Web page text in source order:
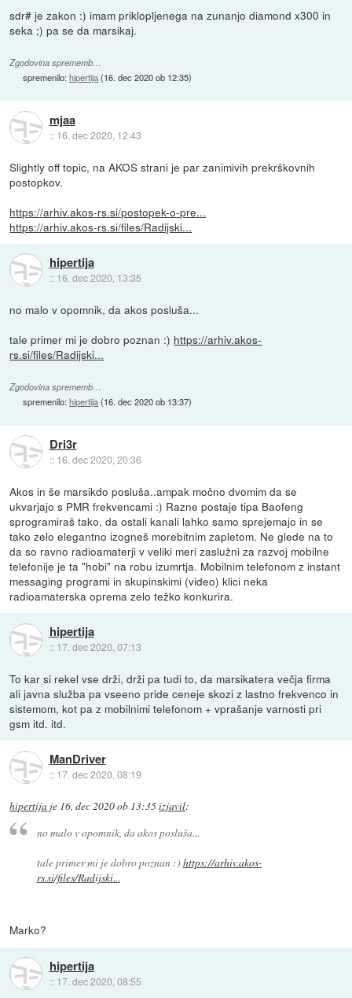
sdr# je zakon :) imam priklopljenega na zunanjo diamond x300 in
seka ;) pa se da marsikaj.
Zgodovina sprememb…
spremenilo:hipertija(16. dec 2020 ob 12:35)
mjaa
:: 16. dec 2020, 12:43
Slightly off topic, na AKOS strani je par zanimivih prekrškovnih
postopkov.
https://arhiv.akos-rs.si/postopek-o-pre...
https://arhiv.akos-rs.si/files/Radijski...
hipertija
:: 16. dec 2020, 13:35
no malo v opomnik, da akos posluša...
tale primer mi je dobro poznan :) https://arhiv.akos-
rs.si/files/Radijski...
Zgodovina sprememb…
spremenilo:hipertija(16. dec 2020 ob 13:37)
Dri3r
:: 16. dec 2020, 20:36
Akos in še marsikdo posluša..ampak močno dvomim da se
ukvarjajo s PMR frekvencami :) Razne postaje tipa Baofeng
sprogramiraš tako, da ostali kanali lahko samo sprejemajo in se
tako zelo elegantno izogneš morebitnim zapletom. Ne glede na to
da so ravno radioamaterji v veliki meri zaslužni za razvoj mobilne
telefonije je ta "hobi" na robu izumrtja. Mobilnim telefonom z instant
messaging programi in skupinskimi (video) klici neka
radioamaterska oprema zelo težko konkurira.
hipertija
:: 17. dec 2020, 07:13
To kar si rekel vse drži, drži pa tudi to, da marsikatera večja firma
ali javna služba pa vseeno pride ceneje skozi z lastno frekvenco in
sistemom, kot pa z mobilnimi telefonom + vprašanje varnosti pri
gsm itd. itd.
ManDriver
:: 17. dec 2020, 08:19
hipertija je 16. dec 2020 ob 13:35izjavil:
no malo v opomnik, da akos posluša...
tale primer mi je dobro poznan :) https://arhiv.akos-
rs.si/files/Radijski...
Marko?
hipertija
:: 17. dec 2020, 08:55